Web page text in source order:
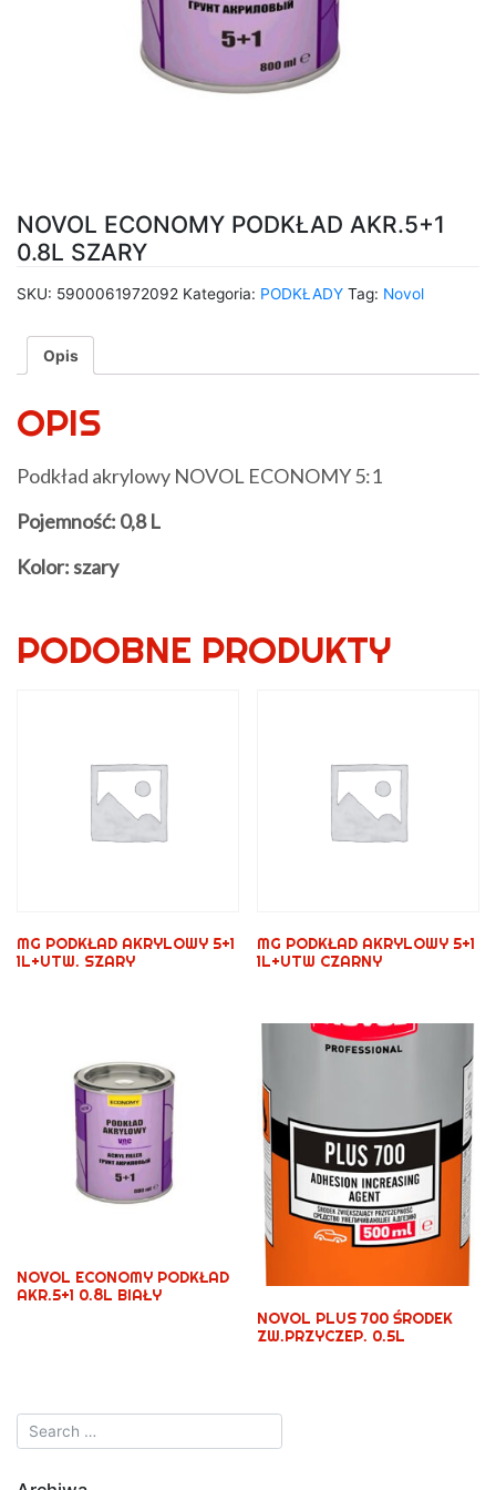
NOVOL ECONOMY PODKŁAD AKR.5+1
0.8L SZARY
SKU: 5900061972092 Kategoria: PODKŁADY Tag: Novol
Opis
OPIS
Podkład akrylowy NOVOL ECONOMY 5:1
Pojemność: 0,8 L
Kolor: szary
PODOBNE PRODUKTY
MG PODKŁAD AKRYLOWY 5+1
1L+UTW. SZARY
MG PODKŁAD AKRYLOWY 5+1
1L+UTW CZARNY
NOVOL ECONOMY PODKŁAD
AKR.5+1 0.8L BIAŁY
NOVOL PLUS 700 ŚRODEK
ZW.PRZYCZEP. 0.5L